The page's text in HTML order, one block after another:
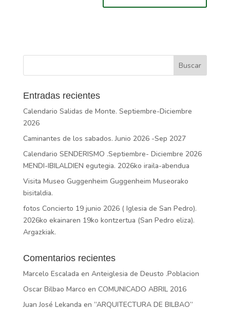
Entradas recientes
Calendario Salidas de Monte. Septiembre-Diciembre
2026
Caminantes de los sabados. Junio 2026 -Sep 2027
Calendario SENDERISMO .Septiembre- Diciembre 2026
MENDI-IBILALDIEN egutegia. 2026ko iraila-abendua
Visita Museo Guggenheim Guggenheim Museorako
bisitaldia.
fotos Concierto 19 junio 2026 ( Iglesia de San Pedro).
2026ko ekainaren 19ko kontzertua (San Pedro eliza).
Argazkiak.
Comentarios recientes
Marcelo Escalada en Anteiglesia de Deusto .Poblacion
Oscar Bilbao Marco en COMUNICADO ABRIL 2016
Juan José Lekanda en “ARQUITECTURA DE BILBAO”